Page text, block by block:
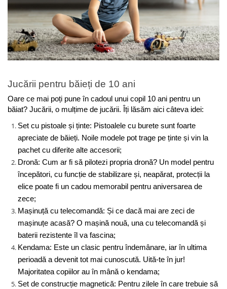
Jucării pentru băieți de 10 ani
Oare ce mai poți pune în cadoul unui copil 10 ani pentru un
băiat? Jucării, o mulțime de jucării. Îți lăsăm aici câteva idei:
Set cu pistoale și ținte: Pistoalele cu burete sunt foarte
apreciate de băieți. Noile modele pot trage pe ținte și vin la
pachet cu diferite alte accesorii;
Dronă: Cum ar fi să pilotezi propria dronă? Un model pentru
începători, cu funcție de stabilizare și, neapărat, protecții la
elice poate fi un cadou memorabil pentru aniversarea de
zece;
Mașinuță cu telecomandă: Și ce dacă mai are zeci de
mașinuțe acasă? O mașină nouă, una cu telecomandă și
baterii rezistente îl va fascina;
Kendama: Este un clasic pentru îndemânare, iar în ultima
perioadă a devenit tot mai cunoscută. Uită-te în jur!
Majoritatea copiilor au în mână o kendama;
Set de construcție magnetică: Pentru zilele în care trebuie să